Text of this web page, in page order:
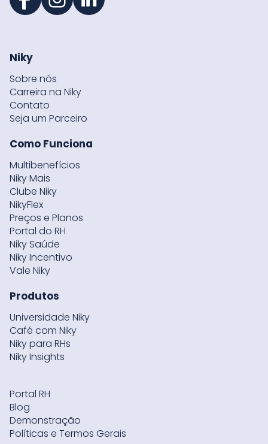
Niky
Sobre nós
Carreira na Niky
Contato
Seja um Parceiro
Como Funciona
Multibenefícios
Niky Mais
Clube Niky
NikyFlex
Preços e Planos
Portal do RH
Niky Saúde
Niky Incentivo
Vale Niky
Produtos
Universidade Niky
Café com Niky
Niky para RHs
Niky Insights
Portal RH
Blog
Demonstração
Políticas e Termos Gerais